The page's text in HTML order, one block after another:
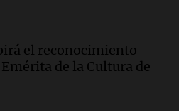
joven de Villa
trasplante de médula
el reconocimiento
de la Cultura de